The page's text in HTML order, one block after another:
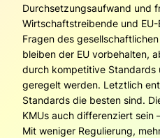
Durchsetzungsaufwand und
Wirtschaftstreibende und
Fragen des
bleiben der EU vorbehalten,
durch kompetitive Standards
geregelt werden. Letztlich
Standards die besten sind.
KMUs auch differenziert sein
Mit weniger Regulierung,